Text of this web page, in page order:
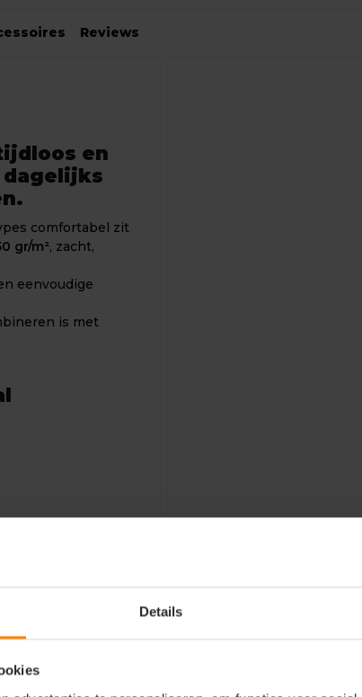
Details
Reviews
en
dagelijks
comfortabel zit
gr/m², zacht,
eenvoudige
is met